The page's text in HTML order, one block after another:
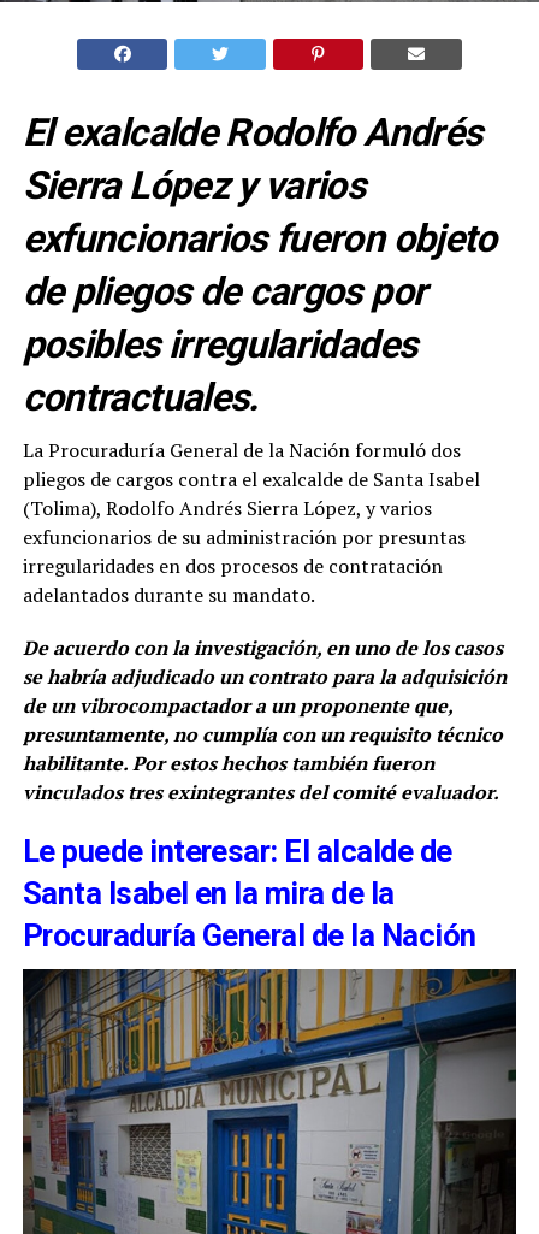
El exalcalde Rodolfo Andrés
Sierra López y varios
exfuncionarios fueron objeto
de pliegos de cargos por
posibles irregularidades
contractuales.
La Procuraduría General de la Nación formuló dos
pliegos de cargos contra el exalcalde de Santa Isabel
(Tolima), Rodolfo Andrés Sierra López, y varios
exfuncionarios de su administración por presuntas
irregularidades en dos procesos de contratación
adelantados durante su mandato.
De acuerdo con la investigación, en uno de los casos
se habría adjudicado un contrato para la adquisición
de un vibrocompactador a un proponente que,
presuntamente, no cumplía con un requisito técnico
habilitante. Por estos hechos también fueron
vinculados tres exintegrantes del comité evaluador.
Le puede interesar: El alcalde de
Santa Isabel en la mira de la
Procuraduría General de la Nación